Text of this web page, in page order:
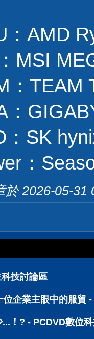
：AMD
MSI
：TEAM
：
：SK
：
於 2026-05-31
技討論區
企業主眼中的服貿
！? - PCDVD數位